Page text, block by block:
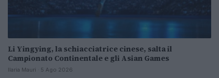
Li Yingying, la schiacciatrice cinese, salta il
Campionato Continentale e gli Asian Games
Ilaria Mauri · 5 Ago 2026